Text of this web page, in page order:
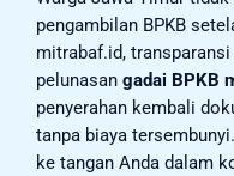
pengambilan BPKB
mitrabaf.id,
pelunasan gadai BPKB
penyerahan kembali
tanpa biaya
ke tangan Anda dalam